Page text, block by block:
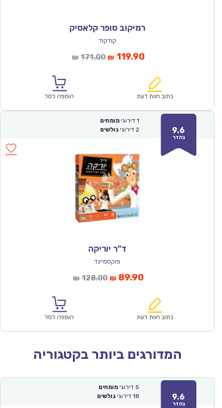
רמיקוב סופר קלאסיק
קודקוד
₪ 171.00המחיר
₪171.00.
₪ 119.90המחיר
הוא:
כתוב חוות דעת הוספה לסל
9.6
נהדר
1 דירוגי מומחים
2 דירוגי גולשים
ד”ר יוריקה
פוקסמיינד
₪ 128.00המחיר
₪128.00.
₪ 89.90המחיר
הוא:
כתוב חוות דעת הוספה לסל
המדורגים ביותר בקטגוריה
9.6
נהדר
5 דירוגי מומחים
18 דירוגי גולשים